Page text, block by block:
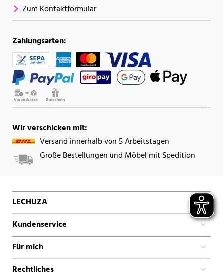
Zum Kontaktformular
Zahlungsarten:
Wir verschicken mit:
Versand innerhalb von 5 Arbeitstagen
Große Bestellungen und Möbel mit Spedition
LECHUZA
Kundenservice
Für mich